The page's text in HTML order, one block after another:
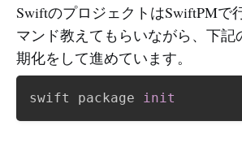
SwiftのプロジェクトはSwiftPMで
マンド教えてもらいながら、下記
期化をして進めています。
swift package init